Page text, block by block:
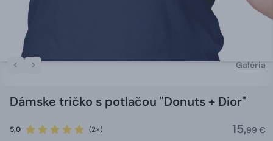
Galéria
Dámske tričko s potlačou "Donuts + Dior"
5,0 (2×) 15,99 €